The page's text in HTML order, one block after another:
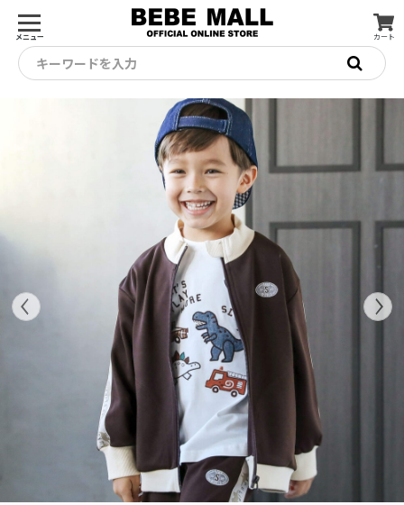
メニュー カート
キーワードを入力